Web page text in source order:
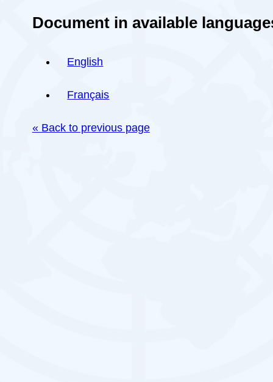
Document in available
English
Français
« Back to previous page